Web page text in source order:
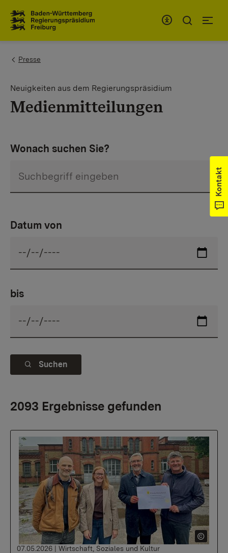
You are here:
Presse
Neuigkeiten aus dem Regierungspräsidium
Medienmitteilungen
Kontakt
Wonach suchen Sie?
Datum von
bis
Suchen
2093 Ergebnisse gefunden
07.05.2026 | Wirtschaft, Soziales und Kultur